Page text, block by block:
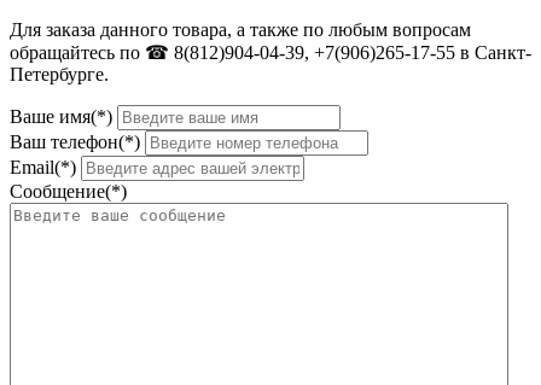
Для заказа данного товара, а также по любым вопросам
обращайтесь по ☎ 8(812)904-04-39, +7(906)265-17-55 в Санкт-
Петербурге.
Ваше имя(*)
Ваш телефон(*)
Email(*)
Сообщение(*)